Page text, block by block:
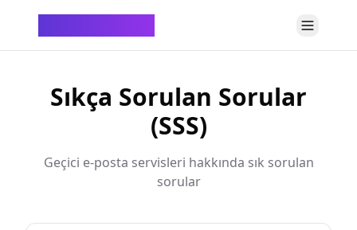
Sıkça Sorulan Sorular
(SSS)
Geçici e-posta servisleri hakkında sık sorulan
sorular